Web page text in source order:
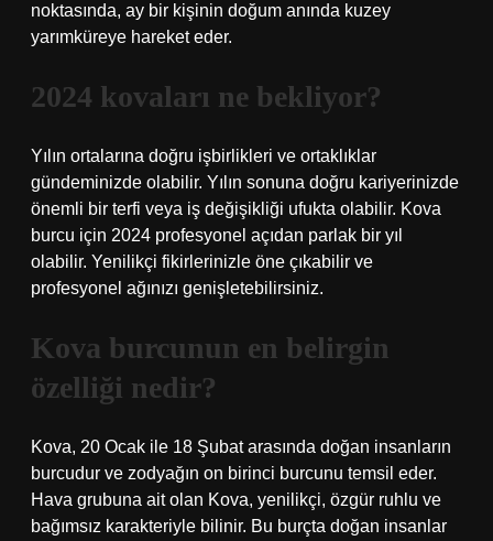
noktasında, ay bir kişinin doğum anında kuzey
yarımküreye hareket eder.
2024 kovaları ne bekliyor?
Yılın ortalarına doğru işbirlikleri ve ortaklıklar
gündeminizde olabilir. Yılın sonuna doğru kariyerinizde
önemli bir terfi veya iş değişikliği ufukta olabilir. Kova
burcu için 2024 profesyonel açıdan parlak bir yıl
olabilir. Yenilikçi fikirlerinizle öne çıkabilir ve
profesyonel ağınızı genişletebilirsiniz.
Kova burcunun en belirgin
özelliği nedir?
Kova, 20 Ocak ile 18 Şubat arasında doğan insanların
burcudur ve zodyağın on birinci burcunu temsil eder.
Hava grubuna ait olan Kova, yenilikçi, özgür ruhlu ve
bağımsız karakteriyle bilinir. Bu burçta doğan insanlar